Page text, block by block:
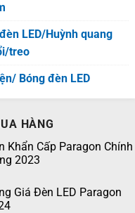
LED/Huỳnh quang
treo
Bóng đèn LED
HÀNG
Khẩn Cấp Paragon Chính
2023
Giá Đèn LED Paragon